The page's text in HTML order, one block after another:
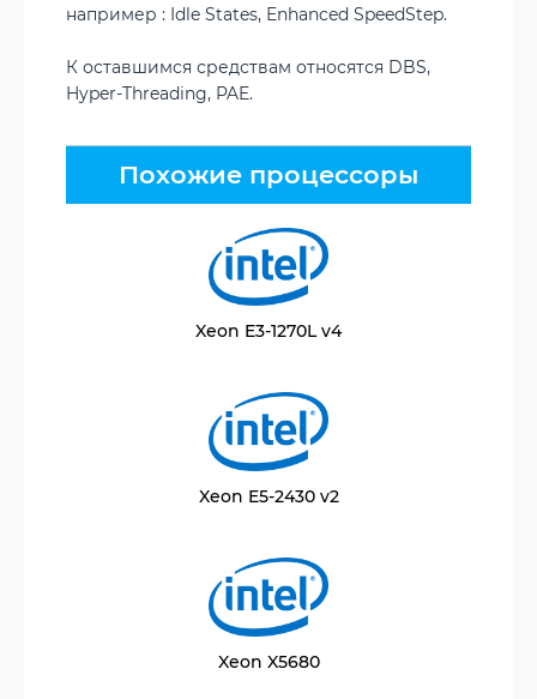
например : Idle States, Enhanced SpeedStep.
К оставшимся средствам относятся DBS,
Hyper-Threading, PAE.
Похожие процессоры
Xeon E3-1270L v4
Xeon E5-2430 v2
Xeon X5680